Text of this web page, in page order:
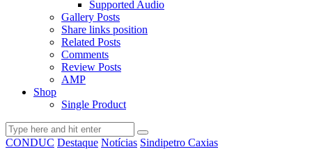
Supported Audio
Gallery Posts
Share links position
Related Posts
Comments
Review Posts
AMP
Shop
Single Product
CONDUC Destaque Notícias Sindipetro Caxias